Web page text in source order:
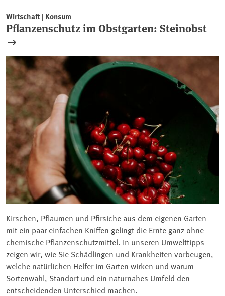
Wirtschaft | Konsum
Pflanzenschutz im Obstgarten: Steinobst
Kirschen, Pflaumen und Pfirsiche aus dem eigenen Garten –
mit ein paar einfachen Kniffen gelingt die Ernte ganz ohne
chemische Pflanzenschutzmittel. In unseren Umwelttipps
zeigen wir, wie Sie Schädlingen und Krankheiten vorbeugen,
welche natürlichen Helfer im Garten wirken und warum
Sortenwahl, Standort und ein naturnahes Umfeld den
entscheidenden Unterschied machen.